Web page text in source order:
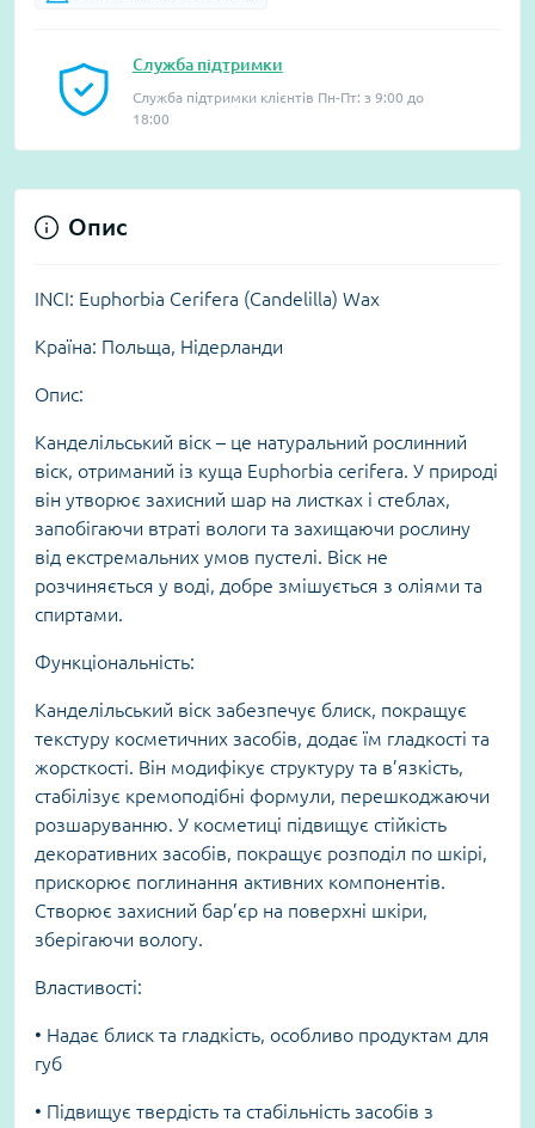
Служба підтримки
Служба підтримки клієнтів Пн-Пт: з 9:00 до
18:00
Опис
INCI: Euphorbia Cerifera (Candelilla) Wax
Країна: Польща, Нідерланди
Опис:
Канделільський віск – це натуральний рослинний
віск, отриманий із куща Euphorbia cerifera. У природі
він утворює захисний шар на листках і стеблах,
запобігаючи втраті вологи та захищаючи рослину
від екстремальних умов пустелі. Віск не
розчиняється у воді, добре змішується з оліями та
спиртами.
Функціональність:
Канделільський віск забезпечує блиск, покращує
текстуру косметичних засобів, додає їм гладкості та
жорсткості. Він модифікує структуру та в’язкість,
стабілізує кремоподібні формули, перешкоджаючи
розшаруванню. У косметиці підвищує стійкість
декоративних засобів, покращує розподіл по шкірі,
прискорює поглинання активних компонентів.
Створює захисний бар’єр на поверхні шкіри,
зберігаючи вологу.
Властивості:
• Надає блиск та гладкість, особливо продуктам для
губ
• Підвищує твердість та стабільність засобів з